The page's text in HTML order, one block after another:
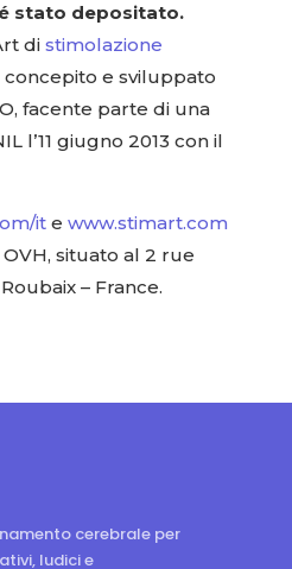
é stato depositato.
di stimolazione
e sviluppato
facente parte di una
l’11 giugno 2013 con il
ite www.stimart.com
situato al 2 rue
– France.
cerebrale per
ludici e